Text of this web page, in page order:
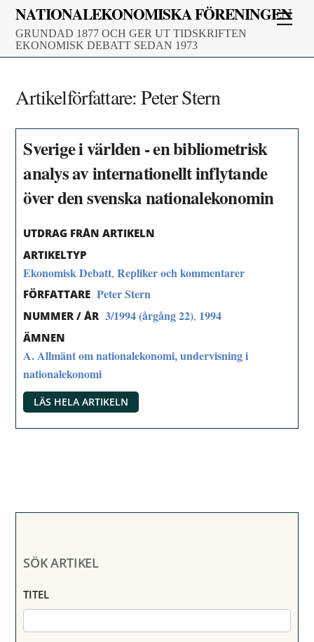
Skip
content
NATIONALEKONOMISKA FÖRENINGEN
GRUNDAD 1877 OCH GER UT TIDSKRIFTEN
EKONOMISK DEBATT SEDAN 1973
Artikelförfattare:Peter Stern
Sverige i världen - en bibliometrisk
analys av internationellt inflytande
över den svenska nationalekonomin
UTDRAG FRÅN ARTIKELN
ARTIKELTYP
Ekonomisk Debatt,Repliker och kommentarer
FÖRFATTARE Peter Stern
NUMMER / ÅR 3/1994 (årgång 22), 1994
ÄMNEN
A. Allmänt om nationalekonomi, undervisning i
nationalekonomi
LÄS HELA ARTIKELN
SÖK ARTIKEL
TITEL